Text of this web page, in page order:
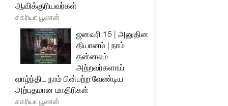
ஆவிக்குரியவர்கள்
சகரியா பூணன்
ஜனவரி 15 | அனுதின
தியானம் | நாம்
தன்னலம்
அற்றவர்களாய்
வாழ்ந்திட நாம் பின்பற்ற வேண்டிய
அற்புதமான மாதிரிகள்
சகரியா பூணன்